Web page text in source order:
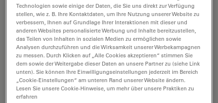
Leica Z16 APO A mit Universalbasis XL, LED3000 NVI™
Vertikal-Beleuchtung, Motorfokus und DFC
Mikroskopkamera
Technologien sowie einige der Daten, die Sie uns direkt zur Verfügung
stellen, wie z. B. Ihre Kontaktdaten, um Ihre Nutzung unserer Website zu
verbessern, Ihnen auf Grundlage Ihrer Interaktionen mit dieser und
anderen Websites personalisierte Werbung und Inhalte bereitzustellen,
das Teilen von Inhalten in sozialen Medien zu ermöglichen sowie
Analysen durchzuführen und die Wirksamkeit unserer Werbekampagnen
zu messen. Durch Klicken auf „Alle Cookies akzeptieren“ stimmen Sie
dem sowie der Weitergabe dieser Daten an unsere Partner zu (siehe Link
unten). Sie können Ihre Einwilligungseinstellungen jederzeit im Bereich
„Cookie-Einstellungen“ am unteren Rand unserer Website ändern.
Lesen Sie unsere Cookie-Hinweise, um mehr über unsere Praktiken zu
erfahren